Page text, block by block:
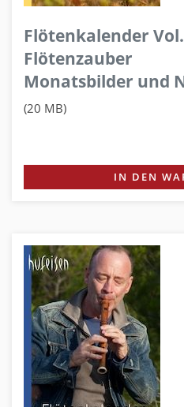
Flötenkalender
Flötenzauber
Monatsbilder und
(20 MB)
IN DEN